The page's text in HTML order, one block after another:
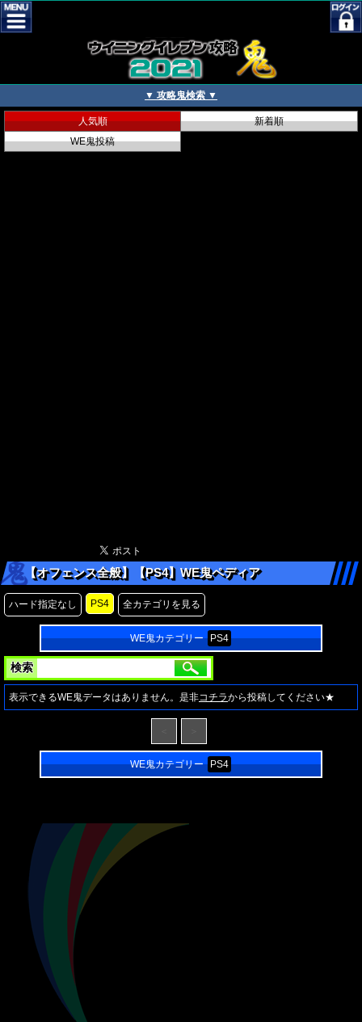
▼ 攻略鬼検索 ▼
人気順
新着順
WE鬼投稿
【オフェンス全般】【PS4】WE鬼ペディア
ハード指定なし PS4 全カテゴリを見る
WE鬼カテゴリー PS4
検索
表示できるWE鬼データはありません。是非コチラから投稿してください★
WE鬼カテゴリー PS4